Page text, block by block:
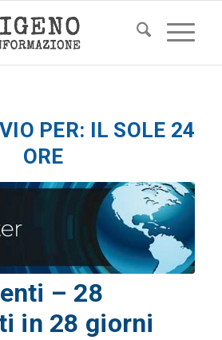
PER: IL SOLE 24
ORE
– 28
in 28 giorni